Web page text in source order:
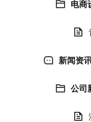
电商
新闻资
公司